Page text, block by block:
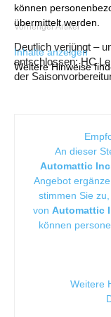
können
übermittelt werden.
Inhalte anzeigen
Weitere Hinweise
Vorheriger Artikel
Deutlich verjüngt –
entschlossen: HC
der
An dieser
Automattic
Angebot
stimmen Sie
von Automattic
können
Weitere